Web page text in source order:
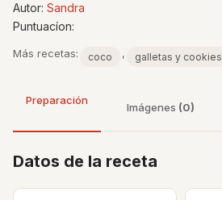
Autor: Sandra
Puntuacíon:
Más recetas: coco , galletas y cookies
Preparación
Imágenes (0)
Datos de la receta